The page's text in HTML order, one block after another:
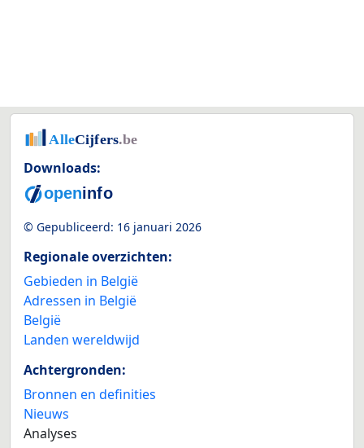
Downloads:
© Gepubliceerd: 16 januari 2026
Regionale overzichten:
Gebieden in België
Adressen in België
België
Landen wereldwijd
Achtergronden:
Bronnen en definities
Nieuws
Analyses